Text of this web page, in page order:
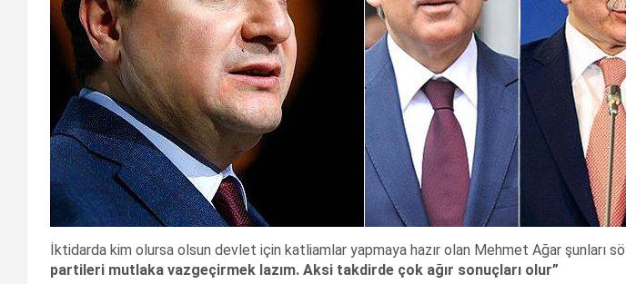
İktidarda kim olursa olsun devlet için katliamlar yapmaya hazır olan Mehmet Ağar şunları
partileri mutlaka vazgeçirmek lazım. Aksi takdirde çok ağır sonuçları olur”